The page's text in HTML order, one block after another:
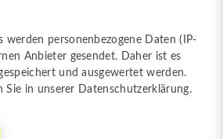
werden personenbezogene Daten (IP-
Anbieter gesendet. Daher ist es
und ausgewertet werden.
Sie in unserer Datenschutzerklärung.